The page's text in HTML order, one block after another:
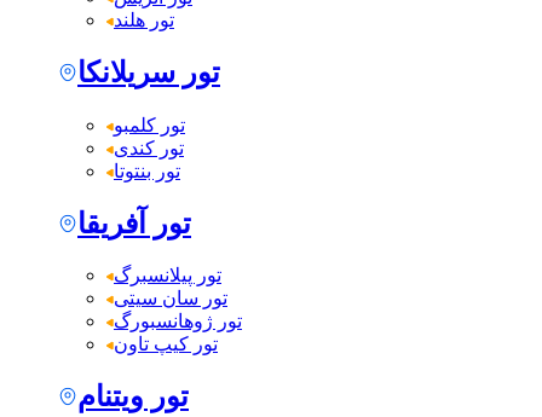
تور هلند
تور سریلانکا
تور کلمبو
تور کندی
تور بنتوتا
تور آفریقا
تور پیلانسبرگ
تور سان سیتی
تور ژوهانسبورگ
تور کیپ تاون
تور ویتنام